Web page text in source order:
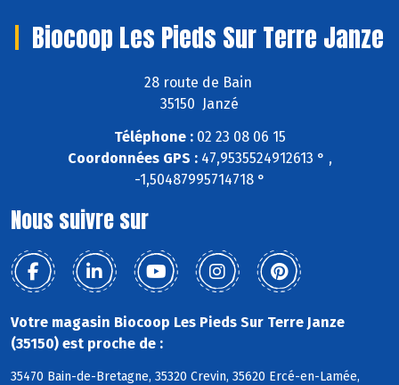
Biocoop Les Pieds Sur Terre Janze
28 route de Bain
35150 Janzé
Téléphone :02 23 08 06 15
Coordonnées GPS :47,9535524912613 ° ,
-1,50487995714718 °
Nous suivre sur
Votre magasin Biocoop Les Pieds Sur Terre Janze
(35150) est proche de :
35470 Bain-de-Bretagne, 35320 Crevin, 35620 Ercé-en-Lamée,